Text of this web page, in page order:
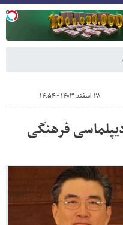
۲۸ اسفند ۱۴۰۳ - ۱۴:۵۴
فرهنگی